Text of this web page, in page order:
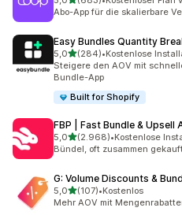
683 Rezensionen insgesamt
Abo-App für die skalierbare
Easy Bundles Quantity
5,0von 5 Sternen
(284)
284 Rezensionen insgesamt
•Kostenlose
Steigere den AOV mit
Bundle-App
Built for Shopify
FBP | Fast Bundle & Upsell
5,0von 5 Sternen
(2.968)
2968 Rezensionen insgesamt
•Kostenlose
Bündel, oft zusammen
G: Volume Discounts &
5,0von 5 Sternen
(107)
107 Rezensionen insgesamt
•Kostenlos
Mehr AOV mit